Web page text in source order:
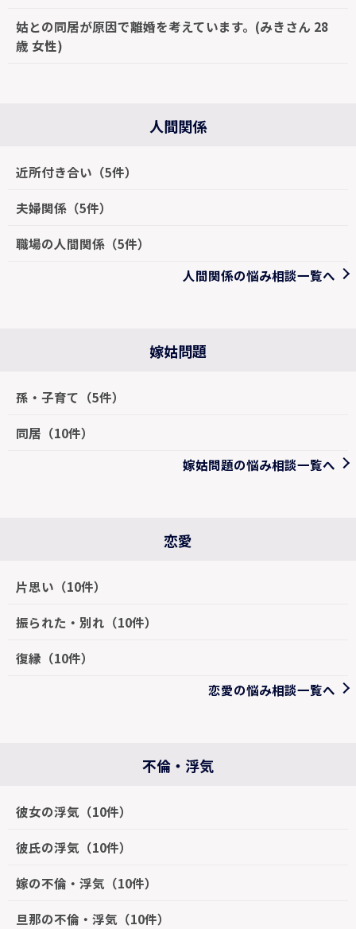
姑との同居が原因で離婚を考えています。(みきさん 28
歳 女性)
人間関係
近所付き合い（5件）
夫婦関係（5件）
職場の人間関係（5件）
人間関係の悩み相談一覧へ
嫁姑問題
孫・子育て（5件）
同居（10件）
嫁姑問題の悩み相談一覧へ
恋愛
片思い（10件）
振られた・別れ（10件）
復縁（10件）
恋愛の悩み相談一覧へ
不倫・浮気
彼女の浮気（10件）
彼氏の浮気（10件）
嫁の不倫・浮気（10件）
旦那の不倫・浮気（10件）